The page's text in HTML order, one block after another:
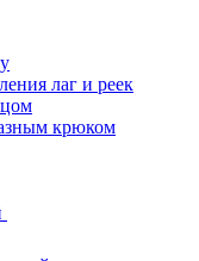
лаг и реек
крюком